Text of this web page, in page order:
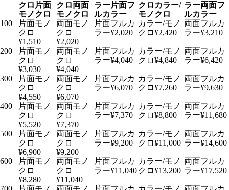
片面
モノクロ
両面
モノクロ
片面フ
ルカラー
カラー/
モノクロ
両面フ
ルカラー
100
¥1,510 ¥2,020
¥2,020 ¥2,420 ¥3,210
200
¥3,030 ¥4,040
¥4,040 ¥4,840 ¥6,420
300
¥4,550 ¥6,070
¥6,070 ¥7,260 ¥9,630
400
¥5,520 ¥7,370
¥7,370 ¥8,800 ¥11,680
500
¥6,900 ¥9,200
¥9,200 ¥11,000 ¥14,600
600
¥8,280 ¥11,040
¥11,040 ¥13,200 ¥17,520